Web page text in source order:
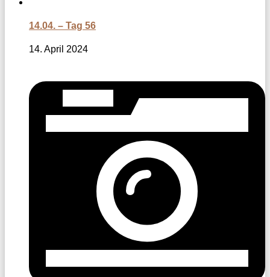
14.04. – Tag 56
14. April 2024